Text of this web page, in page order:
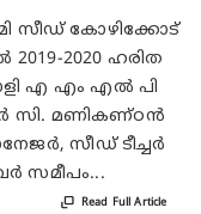
സീഡ് കോഴിക്കോട്
2019-2020 ഹരിത
എ എം എൽ പി
സി. മണികണ്ഠൻ
സീഡ് ടീച്ചർ
സമീപം...
 Read Full Article